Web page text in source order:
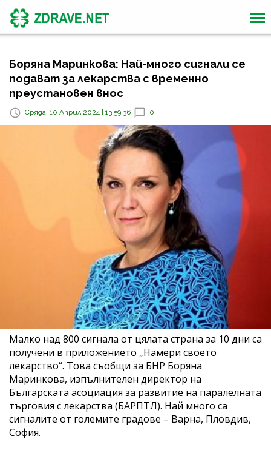
Боряна Маринкова: Най-много сигнали се
подават за лекарства с временно
преустановен внос
Сряда, 10 Април 2024 | 13:59:36 0
Малко над 800 сигнала от цялата страна за 10 дни са
получени в приложението „Намери своето
лекарство“. Това съобщи за БНР Боряна
Маринкова, изпълнителен директор на
Българската асоциация за развитие на паралелната
търговия с лекарства (БАРПТЛ). Най много са
сигналите от големите градове – Варна, Пловдив,
София.